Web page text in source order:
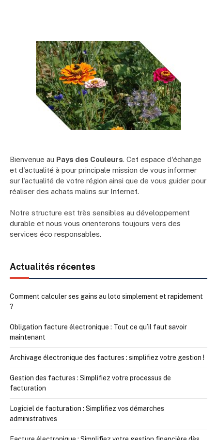
Bienvenue au Pays des Couleurs. Cet espace d'échange
et d'actualité à pour principale mission de vous informer
sur l'actualité de votre région ainsi que de vous guider pour
réaliser des achats malins sur Internet.
Notre structure est très sensibles au développement
durable et nous vous orienterons toujours vers des
services éco responsables.
Actualités récentes
Comment calculer ses gains au loto simplement et rapidement
?
Obligation facture électronique : Tout ce qu’il faut savoir
maintenant
Archivage électronique des factures : simplifiez votre gestion !
Gestion des factures : Simplifiez votre processus de
facturation
Logiciel de facturation : Simplifiez vos démarches
administratives